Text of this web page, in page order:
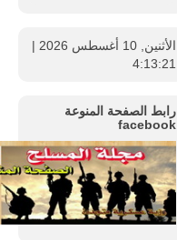
الأثنين, 10 أغسطس 2026
|
4:13:22
رابط الصفحة المنوعة
facebook